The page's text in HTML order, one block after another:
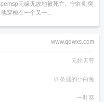
无缘无故地被死亡。宁红则突
穿梭在一个又一...
www.qdwxs.com
元始天尊
四条腿的小白兔
一叶葵